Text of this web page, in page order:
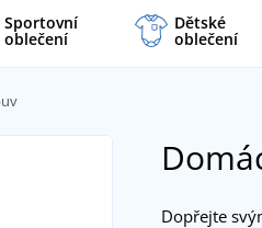
Sportovní
oblečení
Dětské
oblečení
Dopřejte